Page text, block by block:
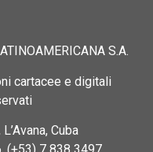
S.A.
cartacee e digitali
Cuba